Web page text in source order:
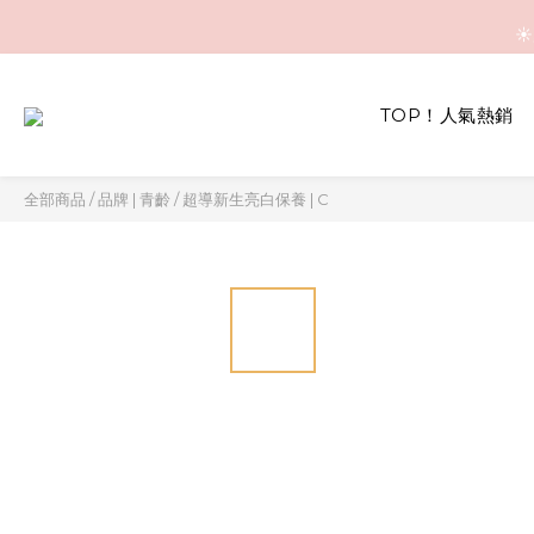
☀️
☀️
TOP！人氣熱銷
全部商品 /品牌 | 青齡 /超導新生亮白保養 | C